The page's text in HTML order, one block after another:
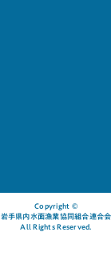
Copyright ©︎
岩手県内水面漁業協同組合連合会
All Rights Reserved.